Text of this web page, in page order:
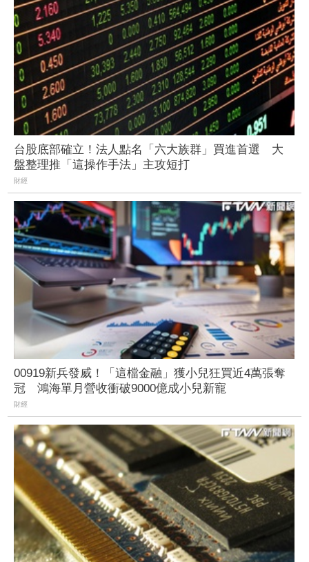
台股底部確立！法人點名「六大族群」買進首選 大
盤整理推「這操作手法」主攻短打
財經
00919新兵發威！「這檔金融」獲小兒狂買近4萬張奪
冠 鴻海單月營收衝破9000億成小兒新寵
財經